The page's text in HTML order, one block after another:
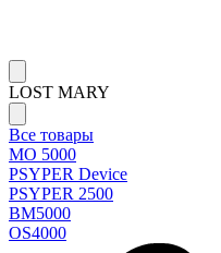
LOST MARY
Все товары
MO 5000
PSYPER Device
PSYPER 2500
BM5000
OS4000